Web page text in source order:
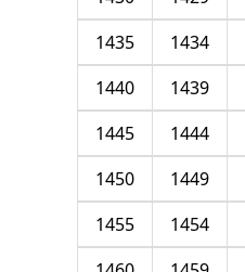
1434
1435
1439
1440
1444
1445
1449
1450
1454
1455